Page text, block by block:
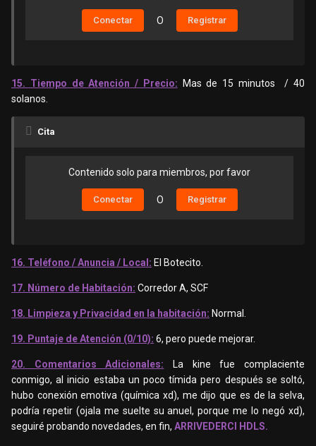
Conectar O Registrar
15. Tiempo de Atención / Precio: Mas de 15 minutos
/ 40
solanos.
Cita
Contenido solo para miembros, por favor
Conectar O Registrar
16. Teléfono / Anuncia / Local: El Botecito.
17. Número de Habitación: Corredor A, SCF
18. Limpieza y Privacidad en la habitación: Normal.
19. Puntaje de Atención (0/10): 6, pero puede mejorar.
20. Comentarios Adicionales: La kine fue complaciente
conmigo, al inicio estaba un poco tímida pero después se soltó,
hubo conexión emotiva (química xd), me dijo que es de la selva,
podría repetir (ojala me suelte su anuel, porque me lo negó xd),
seguiré probando novedades, en fin, ARRIVEDERCI HDLS.